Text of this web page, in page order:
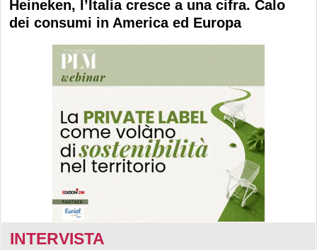
Heineken, l’Italia cresce a una cifra. Calo
dei consumi in America ed Europa
INTERVISTA